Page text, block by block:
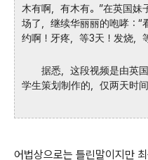
木有啊，有木有。”在英国
场了，继续华丽丽的咆哮：“
约啊！牙疼，等3天！发烧，
据悉，这段视频是由英
学生策划制作的，仅两天时
어법상으로는 틀린말이지만